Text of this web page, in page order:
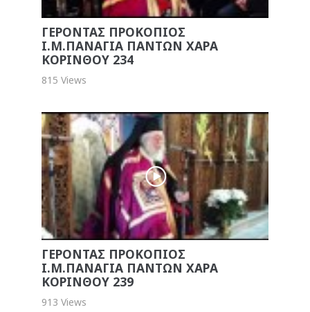
ΓΕΡΟΝΤΑΣ ΠΡΟΚΟΠΙΟΣ
Ι.Μ.ΠΑΝΑΓΙΑ ΠΑΝΤΩΝ ΧΑΡΑ
ΚΟΡΙΝΘΟΥ 234
815 Views
ΓΕΡΟΝΤΑΣ ΠΡΟΚΟΠΙΟΣ
Ι.Μ.ΠΑΝΑΓΙΑ ΠΑΝΤΩΝ ΧΑΡΑ
ΚΟΡΙΝΘΟΥ 239
913 Views